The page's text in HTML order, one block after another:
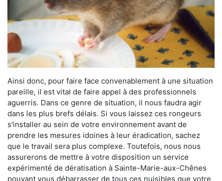
Ainsi donc, pour faire face convenablement à une situation
pareille, il est vital de faire appel à des professionnels
aguerris. Dans ce genre de situation, il nous faudra agir
dans les plus brefs délais. Si vous laissez ces rongeurs
s'installer au sein de votre environnement avant de
prendre les mesures idoines à leur éradication, sachez
que le travail sera plus complexe. Toutefois, nous nous
assurerons de mettre à votre disposition un service
expérimenté de dératisation à Sainte-Marie-aux-Chênes
pouvant vous débarrasser de tous ces nuisibles que votre